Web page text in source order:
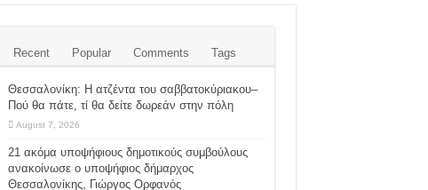
Recent Popular Comments Tags
Θεσσαλονίκη: Η ατζέντα του σαββατοκύριακου–
Πού θα πάτε, τί θα δείτε δωρεάν στην πόλη
August 7, 2026
21 ακόμα υποψήφιους δημοτικούς συμβούλους
ανακοίνωσε ο υποψήφιος δήμαρχος
Θεσσαλονίκης, Γιώργος Ορφανός